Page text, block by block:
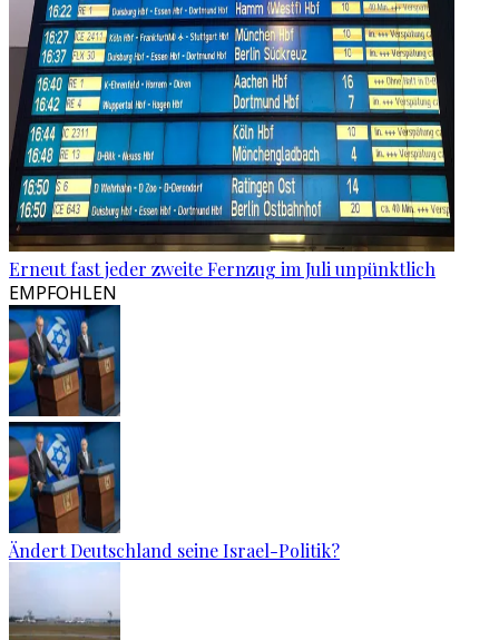
Erneut fast jeder zweite Fernzug im Juli unpünktlich
EMPFOHLEN
Ändert Deutschland seine Israel-Politik?